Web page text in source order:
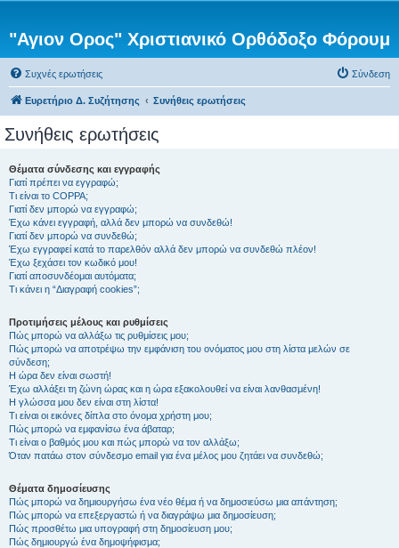
"Αγιον Ορος" Χριστιανικό Ορθόδοξο Φόρουμ
Συχνές ερωτήσεις Σύνδεση
Ευρετήριο Δ. Συζήτησης Συνήθεις ερωτήσεις
Συνήθεις ερωτήσεις
Θέματα σύνδεσης και εγγραφής
Γιατί πρέπει να εγγραφώ;
Τι είναι το COPPA;
Γιατί δεν μπορώ να εγγραφώ;
Έχω κάνει εγγραφή, αλλά δεν μπορώ να συνδεθώ!
Γιατί δεν μπορώ να συνδεθώ;
Έχω εγγραφεί κατά το παρελθόν αλλά δεν μπορώ να συνδεθώ πλέον!
Έχω ξεχάσει τον κωδικό μου!
Γιατί αποσυνδέομαι αυτόματα;
Τι κάνει η “Διαγραφή cookies”;
Προτιμήσεις μέλους και ρυθμίσεις
Πώς μπορώ να αλλάξω τις ρυθμίσεις μου;
Πώς μπορώ να αποτρέψω την εμφάνιση του ονόματος μου στη λίστα μελών σε
σύνδεση;
Η ώρα δεν είναι σωστή!
Έχω αλλάξει τη ζώνη ώρας και η ώρα εξακολουθεί να είναι λανθασμένη!
Η γλώσσα μου δεν είναι στη λίστα!
Τι είναι οι εικόνες δίπλα στο όνομα χρήστη μου;
Πώς μπορώ να εμφανίσω ένα άβαταρ;
Τι είναι ο βαθμός μου και πώς μπορώ να τον αλλάξω;
Όταν πατάω στον σύνδεσμο email για ένα μέλος μου ζητάει να συνδεθώ;
Θέματα δημοσίευσης
Πώς μπορώ να δημιουργήσω ένα νέο θέμα ή να δημοσιεύσω μια απάντηση;
Πώς μπορώ να επεξεργαστώ ή να διαγράψω μια δημοσίευση;
Πώς προσθέτω μια υπογραφή στη δημοσίευση μου;
Πώς δημιουργώ ένα δημοψήφισμα;